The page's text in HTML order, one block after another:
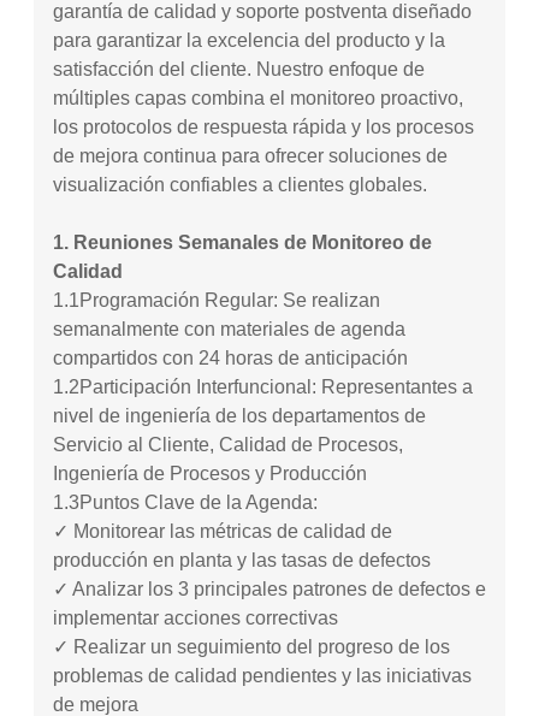
garantía de calidad y soporte postventa diseñado
para garantizar la excelencia del producto y la
satisfacción del cliente. Nuestro enfoque de
múltiples capas combina el monitoreo proactivo,
los protocolos de respuesta rápida y los procesos
de mejora continua para ofrecer soluciones de
visualización confiables a clientes globales.
1. Reuniones Semanales de Monitoreo de
Calidad
1.1Programación Regular: Se realizan
semanalmente con materiales de agenda
compartidos con 24 horas de anticipación
1.2Participación Interfuncional: Representantes a
nivel de ingeniería de los departamentos de
Servicio al Cliente, Calidad de Procesos,
Ingeniería de Procesos y Producción
1.3Puntos Clave de la Agenda:
✓ Monitorear las métricas de calidad de
producción en planta y las tasas de defectos
✓ Analizar los 3 principales patrones de defectos e
implementar acciones correctivas
✓ Realizar un seguimiento del progreso de los
problemas de calidad pendientes y las iniciativas
de mejora